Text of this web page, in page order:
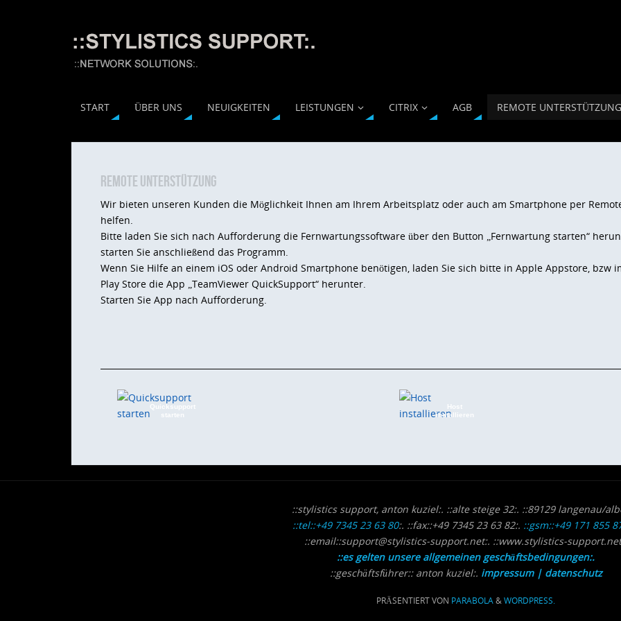
START ÜBER UNS NEUIGKEITEN LEISTUNGEN CITRIX AGB REMOTE UNTERSTÜTZUNG
Remote Unterstützung
Wir bieten unseren Kunden die Möglichkeit Ihnen am Ihrem Arbeitsplatz oder auch am Smartphone per
helfen.
Bitte laden Sie sich nach Aufforderung die Fernwartungssoftware über den Button „Fernwartung starten“
starten Sie anschließend das Programm.
Wenn Sie Hilfe an einem iOS oder Android Smartphone benötigen, laden Sie sich bitte in Apple Appstore, bzw
Play Store die App „TeamViewer QuickSupport“ herunter.
Starten Sie App nach Aufforderung.
Quicksupport
starten
Host
installieren
::stylistics support, anton kuziel:. ::alte steige 32:. ::89129 langenau/
::tel::+49 7345 23 63 80:. ::fax::+49 7345 23 63 82:. ::gsm::+49 171 855
::email::support@stylistics-support.net:. ::www.stylistics-
::es gelten unsere allgemeinen geschäftsbedingungen:.
::geschäftsführer:: anton kuziel:. impressum | datenschutz
PRÄSENTIERT VON PARABOLA&WORDPRESS.